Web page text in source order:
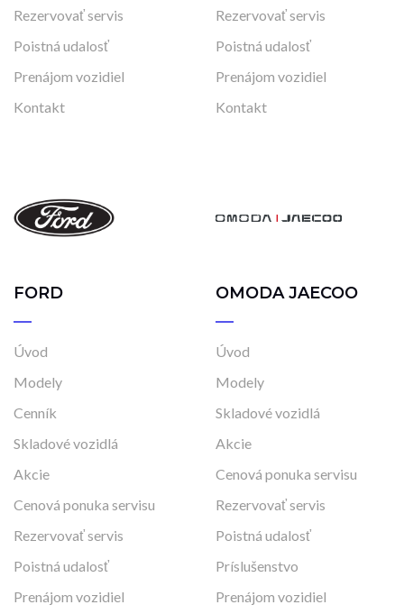
Rezervovať servis
Poistná udalosť
Prenájom vozidiel
Kontakt
Rezervovať servis
Poistná udalosť
Prenájom vozidiel
Kontakt
FORD
Úvod
Modely
Cenník
Skladové vozidlá
Akcie
Cenová ponuka servisu
Rezervovať servis
Poistná udalosť
Prenájom vozidiel
OMODA JAECOO
Úvod
Modely
Skladové vozidlá
Akcie
Cenová ponuka servisu
Rezervovať servis
Poistná udalosť
Príslušenstvo
Prenájom vozidiel